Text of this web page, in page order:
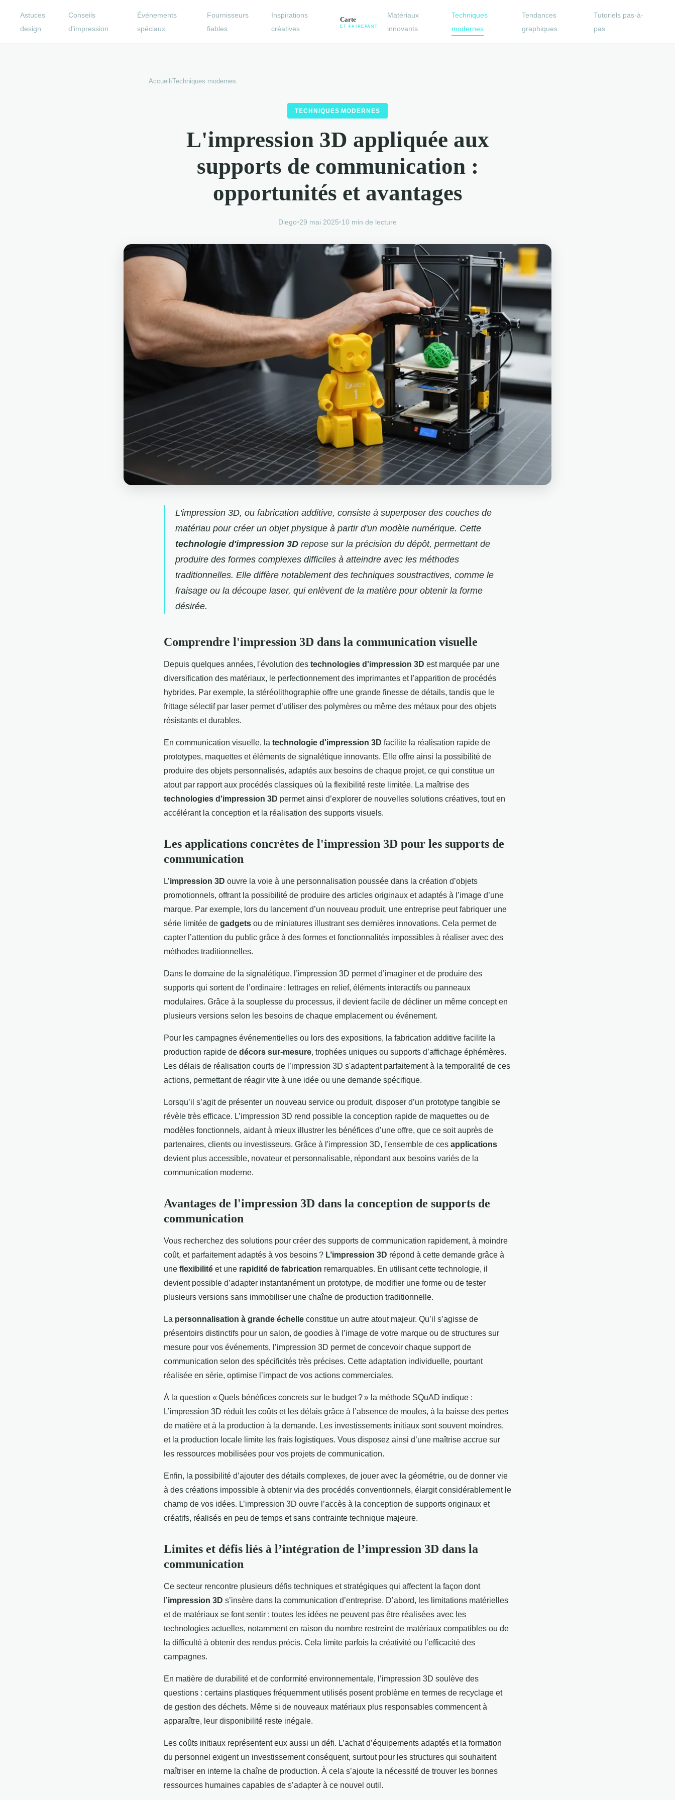
Astuces
design
Conseils
d'impression
Événements
spéciaux
Fournisseurs
fiables
Inspirations
créatives
Matériaux
innovants
Techniques
modernes
Tendances
graphiques
Tutoriels pas-à-
pas
Accueil ›Techniques modernes
TECHNIQUES MODERNES
L'impression 3D appliquée aux
supports de communication :
opportunités et avantages
Diego•29 mai 2025•10 min de lecture
L'impression 3D, ou fabrication additive, consiste à superposer des couches de
matériau pour créer un objet physique à partir d'un modèle numérique. Cette
technologie d'impression 3D repose sur la précision du dépôt, permettant de
produire des formes complexes difficiles à atteindre avec les méthodes
traditionnelles. Elle diffère notablement des techniques soustractives, comme le
fraisage ou la découpe laser, qui enlèvent de la matière pour obtenir la forme
désirée.
Comprendre l'impression 3D dans la communication visuelle
Depuis quelques années, l'évolution des technologies d'impression 3D est marquée par une
diversification des matériaux, le perfectionnement des imprimantes et l'apparition de procédés
hybrides. Par exemple, la stéréolithographie offre une grande finesse de détails, tandis que le
frittage sélectif par laser permet d’utiliser des polymères ou même des métaux pour des objets
résistants et durables.
En communication visuelle, la technologie d'impression 3D facilite la réalisation rapide de
prototypes, maquettes et éléments de signalétique innovants. Elle offre ainsi la possibilité de
produire des objets personnalisés, adaptés aux besoins de chaque projet, ce qui constitue un
atout par rapport aux procédés classiques où la flexibilité reste limitée. La maîtrise des
technologies d'impression 3D permet ainsi d’explorer de nouvelles solutions créatives, tout en
accélérant la conception et la réalisation des supports visuels.
Les applications concrètes de l'impression 3D pour les supports de
communication
L’impression 3D ouvre la voie à une personnalisation poussée dans la création d’objets
promotionnels, offrant la possibilité de produire des articles originaux et adaptés à l’image d’une
marque. Par exemple, lors du lancement d’un nouveau produit, une entreprise peut fabriquer une
série limitée de gadgets ou de miniatures illustrant ses dernières innovations. Cela permet de
capter l’attention du public grâce à des formes et fonctionnalités impossibles à réaliser avec des
méthodes traditionnelles.
Dans le domaine de la signalétique, l’impression 3D permet d’imaginer et de produire des
supports qui sortent de l’ordinaire : lettrages en relief, éléments interactifs ou panneaux
modulaires. Grâce à la souplesse du processus, il devient facile de décliner un même concept en
plusieurs versions selon les besoins de chaque emplacement ou événement.
Pour les campagnes événementielles ou lors des expositions, la fabrication additive facilite la
production rapide de décors sur-mesure, trophées uniques ou supports d’affichage éphémères.
Les délais de réalisation courts de l’impression 3D s'adaptent parfaitement à la temporalité de ces
actions, permettant de réagir vite à une idée ou une demande spécifique.
Lorsqu’il s’agit de présenter un nouveau service ou produit, disposer d’un prototype tangible se
révèle très efficace. L’impression 3D rend possible la conception rapide de maquettes ou de
modèles fonctionnels, aidant à mieux illustrer les bénéfices d’une offre, que ce soit auprès de
partenaires, clients ou investisseurs. Grâce à l'impression 3D, l'ensemble de ces applications
devient plus accessible, novateur et personnalisable, répondant aux besoins variés de la
communication moderne.
Avantages de l'impression 3D dans la conception de supports de
communication
Vous recherchez des solutions pour créer des supports de communication rapidement, à moindre
coût, et parfaitement adaptés à vos besoins ? L’impression 3D répond à cette demande grâce à
une flexibilité et une rapidité de fabrication remarquables. En utilisant cette technologie, il
devient possible d’adapter instantanément un prototype, de modifier une forme ou de tester
plusieurs versions sans immobiliser une chaîne de production traditionnelle.
La personnalisation à grande échelle constitue un autre atout majeur. Qu’il s’agisse de
présentoirs distinctifs pour un salon, de goodies à l’image de votre marque ou de structures sur
mesure pour vos événements, l’impression 3D permet de concevoir chaque support de
communication selon des spécificités très précises. Cette adaptation individuelle, pourtant
réalisée en série, optimise l’impact de vos actions commerciales.
À la question « Quels bénéfices concrets sur le budget ? » la méthode SQuAD indique :
L’impression 3D réduit les coûts et les délais grâce à l’absence de moules, à la baisse des pertes
de matière et à la production à la demande. Les investissements initiaux sont souvent moindres,
et la production locale limite les frais logistiques. Vous disposez ainsi d’une maîtrise accrue sur
les ressources mobilisées pour vos projets de communication.
Enfin, la possibilité d’ajouter des détails complexes, de jouer avec la géométrie, ou de donner vie
à des créations impossible à obtenir via des procédés conventionnels, élargit considérablement le
champ de vos idées. L’impression 3D ouvre l’accès à la conception de supports originaux et
créatifs, réalisés en peu de temps et sans contrainte technique majeure.
Limites et défis liés à l’intégration de l’impression 3D dans la
communication
Ce secteur rencontre plusieurs défis techniques et stratégiques qui affectent la façon dont
l’impression 3D s’insère dans la communication d’entreprise. D’abord, les limitations matérielles
et de matériaux se font sentir : toutes les idées ne peuvent pas être réalisées avec les
technologies actuelles, notamment en raison du nombre restreint de matériaux compatibles ou de
la difficulté à obtenir des rendus précis. Cela limite parfois la créativité ou l’efficacité des
campagnes.
En matière de durabilité et de conformité environnementale, l’impression 3D soulève des
questions : certains plastiques fréquemment utilisés posent problème en termes de recyclage et
de gestion des déchets. Même si de nouveaux matériaux plus responsables commencent à
apparaître, leur disponibilité reste inégale.
Les coûts initiaux représentent eux aussi un défi. L’achat d’équipements adaptés et la formation
du personnel exigent un investissement conséquent, surtout pour les structures qui souhaitent
maîtriser en interne la chaîne de production. À cela s’ajoute la nécessité de trouver les bonnes
ressources humaines capables de s’adapter à ce nouvel outil.